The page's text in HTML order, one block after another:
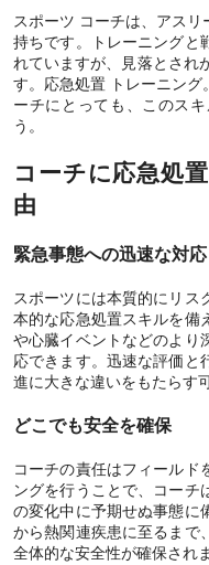
スポーツ コーチは、アス
持ちです。トレーニングと
れていますが、見落とされ
す。 応急処置 トレーニン
ーチにとっても、このス
う。
コーチに応急処
由
緊急事態への迅速な対応
スポーツには本質的にリス
本的な応急処置スキルを備
や心臓イベントなどのより
応できます。迅速な評価と
進に大きな違いをもたらす
どこでも安全を確保
コーチの責任はフィールド
ングを行うことで、コーチ
の変化中に予期せぬ事態に
から熱関連疾患に至るまで
全体的な安全性が確保されま